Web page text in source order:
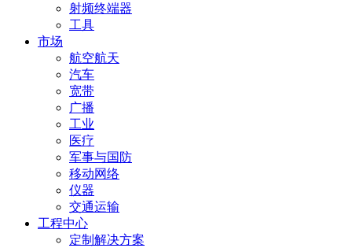
射频终端器
工具
市场
航空航天
汽车
宽带
广播
工业
医疗
军事与国防
移动网络
仪器
交通运输
工程中心
定制解决方案